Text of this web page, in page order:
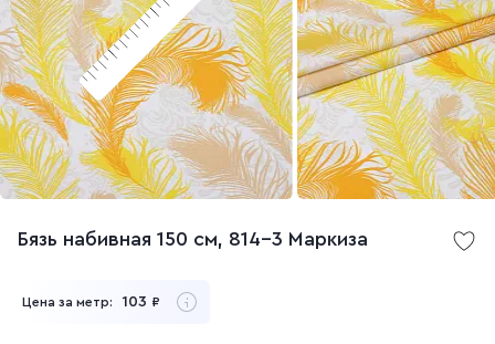
Бязь набивная 150 см, 814-3 Маркиза
Цена за метр: 103 ₽